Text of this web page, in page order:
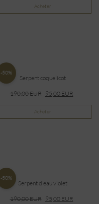
Acheter
-50%
Serpent coquelicot
190,00EUR 95,00 EUR
Acheter
-50%
Serpent d'eau violet
190,00EUR 95,00 EUR